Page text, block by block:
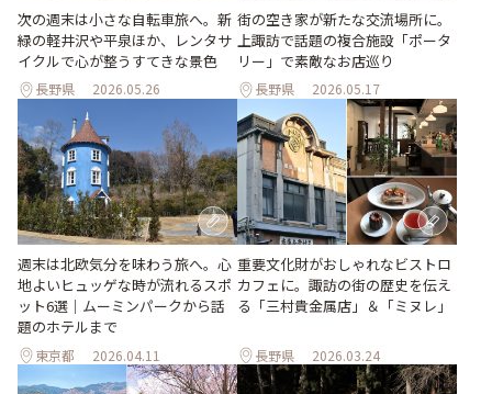
次の週末は小さな自転車旅へ。新
緑の軽井沢や平泉ほか、レンタサ
イクルで心が整うすてきな景色
長野県 2026.05.26
街の空き家が新たな交流場所に。
上諏訪で話題の複合施設「ポータ
リー」で素敵なお店巡り
長野県 2026.05.17
週末は北欧気分を味わう旅へ。心
地よいヒュッゲな時が流れるスポ
ット6選｜ムーミンパークから話
題のホテルまで
東京都 2026.04.11
重要文化財がおしゃれなビストロ
カフェに。諏訪の街の歴史を伝え
る「三村貴金属店」＆「ミヌレ」
長野県 2026.03.24